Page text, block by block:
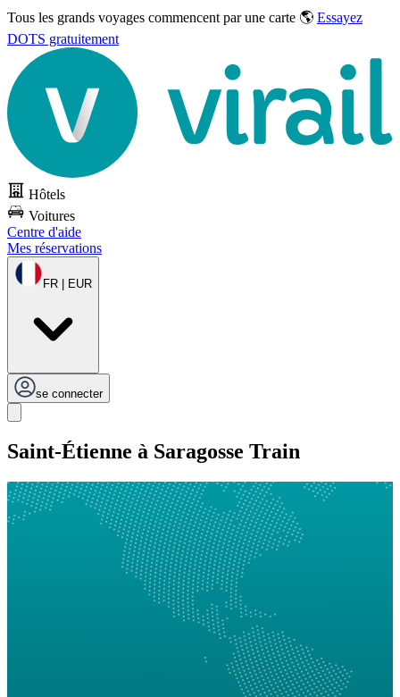
Tous les grands voyages commencent par une carte 🌎 Essayez
DOTS gratuitement
Hôtels
Voitures
Centre d'aide
Mes réservations
FR | EUR
se connecter
Saint-Étienne à Saragosse Train